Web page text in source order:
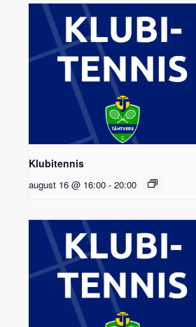
Klubitennis
august 16 @ 16:00 - 20:00